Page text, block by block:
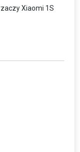
Xiaomi 1S